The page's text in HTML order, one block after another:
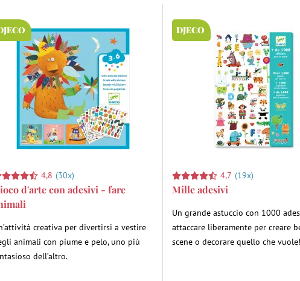
4,8 (30x)
d'arte con adesivi - fare
creativa per divertirsi a vestire
animali con piume e pelo, uno più
dell’altro.
DJECO
4,7 (19x)
Mille adesivi
Un grande astuccio con 1000
attaccare liberamente per creare
scene o decorare quello che vuole!